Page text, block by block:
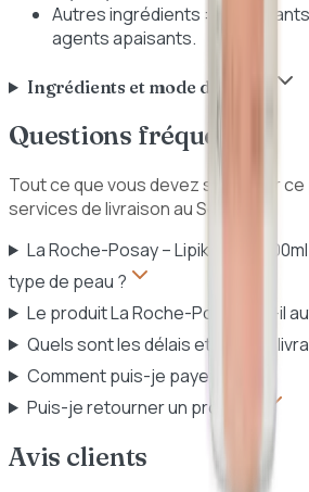
Autres ingrédients :
agents apaisants.
Ingrédients et mode d'emploi
Questions fréquentes
Tout ce que vous devez savoir sur
services de livraison au Sénégal.
La Roche-Posay – Lipikar Lait
type de peau ?
Le produit La Roche-Posay est-il
Quels sont les délais et frais de
Comment puis-je payer ?
Puis-je retourner un produit ?
Avis clients